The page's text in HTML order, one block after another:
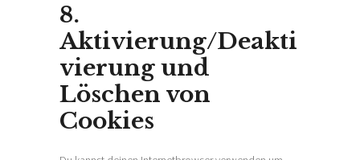
8.
Aktivierung/Deakti
vierung und
Löschen von
Cookies